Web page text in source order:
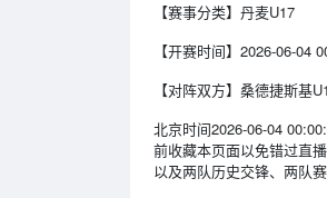
【赛事分类】 丹麦U17
【开赛时间】 2026-06-04
【对阵双方】 桑德捷斯基
北京时间2026-06-04
前收藏本页面以免错过直
以及两队历史交锋、两队赛